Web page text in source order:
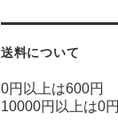
送料について
0円以上は600円
10000円以上は0円